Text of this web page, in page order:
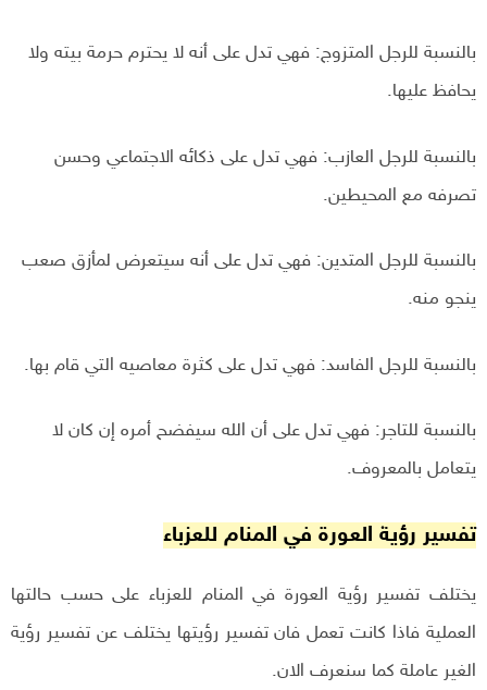
بالنسبة للرجل المتزوج: فهي تدل على أنه لا يحترم حرمة بيته ولا
يحافظ عليها.
بالنسبة للرجل العازب: فهي تدل على ذكائه الاجتماعي وحسن
تصرفه مع المحيطين.
بالنسبة للرجل المتدين: فهي تدل على أنه سيتعرض لمأزق صعب
ينجو منه.
بالنسبة للرجل الفاسد: فهي تدل على كثرة معاصيه التي قام بها.
بالنسبة للتاجر: فهي تدل على أن الله سيفضح أمره إن كان لا
يتعامل بالمعروف.
تفسير رؤية العورة في المنام للعزباء
يختلف تفسير رؤية العورة في المنام للعزباء على حسب حالتها
العملية فاذا كانت تعمل فان تفسير رؤيتها يختلف عن تفسير رؤية
الغير عاملة كما سنعرف الان.